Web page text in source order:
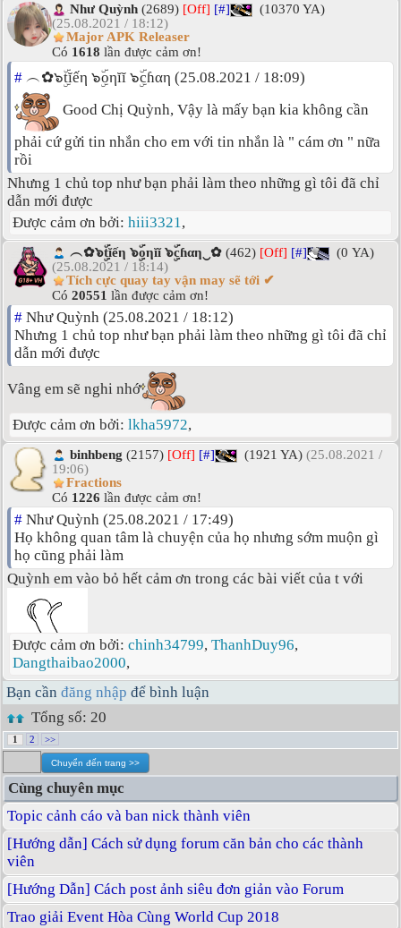
Như Quỳnh (2689) [Off] [#]
(10370 YA)
(25.08.2021 / 18:12)
Major APK Releaser
Có 1618 lần được cảm ơn!
# ︵✿๖ۣۜtĭếη ๖ۣۜoηĭĭ ๖ۣۜcɦαη (25.08.2021 / 18:09)
Good Chị Quỳnh, Vậy là mấy bạn kia không cần
phải cứ gửi tin nhắn cho em với tin nhắn là " cám ơn " nữa
rồi
Nhưng 1 chủ top như bạn phải làm theo những gì tôi đã chỉ
dẫn mới được
Được cảm ơn bởi: hiii3321 ,
︵✿๖ۣۜtĭếη ๖ۣۜoηĭĭ ๖ۣۜcɦαη‿✿ (462) [Off] [#]
(0 YA)
(25.08.2021 / 18:14)
Tích cực quay tay vận may sẽ tới ✔
Có 20551 lần được cảm ơn!
# Như Quỳnh (25.08.2021 / 18:12)
Nhưng 1 chủ top như bạn phải làm theo những gì tôi đã chỉ
dẫn mới được
Vâng em sẽ nghi nhớ
Được cảm ơn bởi: lkha5972,
binhbeng (2157) [Off] [#] (1921 YA) (25.08.2021 /
19:06)
Fractions
Có 1226 lần được cảm ơn!
# Như Quỳnh (25.08.2021 / 17:49)
Họ không quan tâm là chuyện của họ nhưng sớm muộn gì
họ cũng phải làm
Quỳnh em vào bỏ hết cảm ơn trong các bài viết của t với
Được cảm ơn bởi: chinh34799, ThanhDuy96,
Dangthaibao2000,
Bạn cần đăng nhập để bình luận
Tổng số: 20
1 2 >>
Cùng chuyên mục
Topic cảnh cáo và ban nick thành viên
[Hướng dẫn] Cách sử dụng forum căn bản cho các thành
viên
[Hướng Dẫn] Cách post ảnh siêu đơn giản vào Forum
Trao giải Event Hòa Cùng World Cup 2018